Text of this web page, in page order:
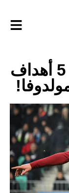
تاريخي.. هالاند يسجل 5 أهداف